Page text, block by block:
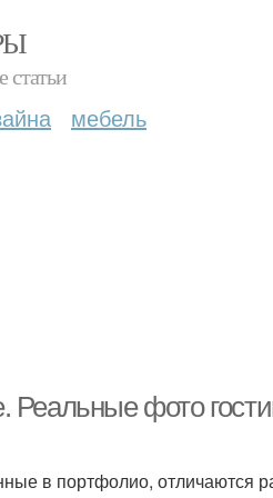
статьи
мебель
Реальные фото
в портфолио, отличаются